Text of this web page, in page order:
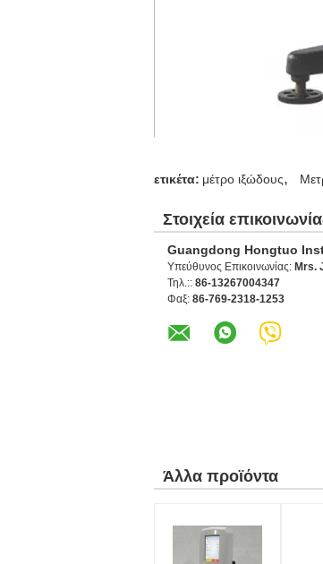
ετικέτα: μέτρο ιξώδους,
Στοιχεία
Guangdong Hongtuo
Υπεύθυνος Επικοινωνίας: Mrs.
Τηλ.:: 86-13267004347
Φαξ: 86-769-2318-1253
Άλλα προϊόντα